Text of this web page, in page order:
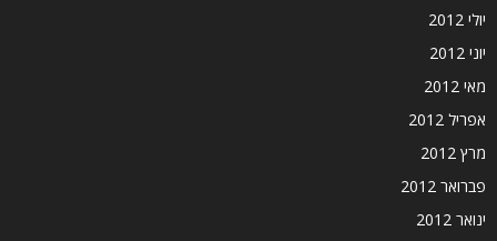
יולי 2012
יוני 2012
מאי 2012
אפריל 2012
מרץ 2012
פברואר 2012
ינואר 2012